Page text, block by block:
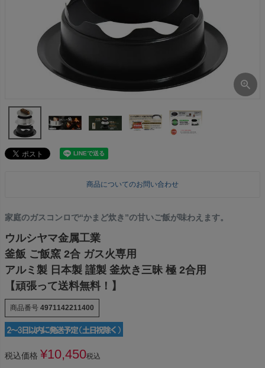
商品についてのお問い合わせ
家庭のガスコンロで“かまど炊き”の甘いご飯が味わえます。
ウルシヤマ金属工業
釜飯 ご飯窯 2合 ガス火専用
アルミ製 日本製 謹製 釜炊き三昧 極 2合用
【頑張って送料無料！】
商品番号 4971142211400
税込価格 ¥10,450税込